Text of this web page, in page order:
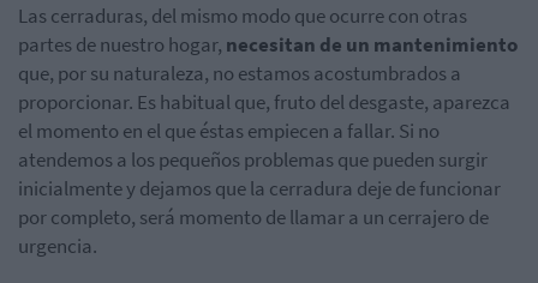
Las cerraduras, del mismo modo que ocurre con otras
partes de nuestro hogar, necesitan de un mantenimiento
que, por su naturaleza, no estamos acostumbrados a
proporcionar. Es habitual que, fruto del desgaste, aparezca
el momento en el que éstas empiecen a fallar. Si no
atendemos a los pequeños problemas que pueden surgir
inicialmente y dejamos que la cerradura deje de funcionar
por completo, será momento de llamar a un cerrajero de
urgencia.